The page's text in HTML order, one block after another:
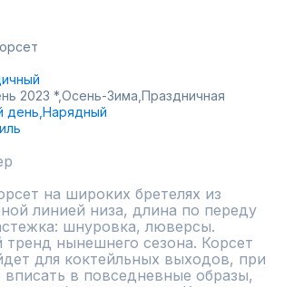
2023 *,Осень-Зима, Праздничная
день, Нарядный
на широких бретелях из
линией низа, длина по переду
шнуровка, люверсы.
тренд нынешнего сезона. Корсет
для коктейльных выходов, при
вписать в повседневные образы,